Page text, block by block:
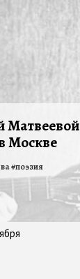
Матвеевой
Москве
#поэзия